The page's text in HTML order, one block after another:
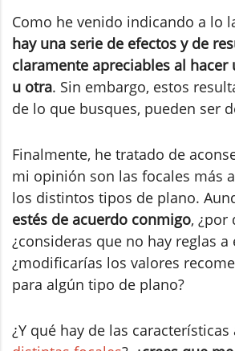
Como he venido indicando a lo
hay una serie de efectos y de
claramente apreciables al hacer
u otra. Sin embargo, estos
de lo que busques, pueden ser
Finalmente, he tratado de
mi opinión son las focales más
los distintos tipos de plano.
estés de acuerdo conmigo, ¿por
¿consideras que no hay reglas a
¿modificarías los valores
para algún tipo de plano?
¿Y qué hay de las características